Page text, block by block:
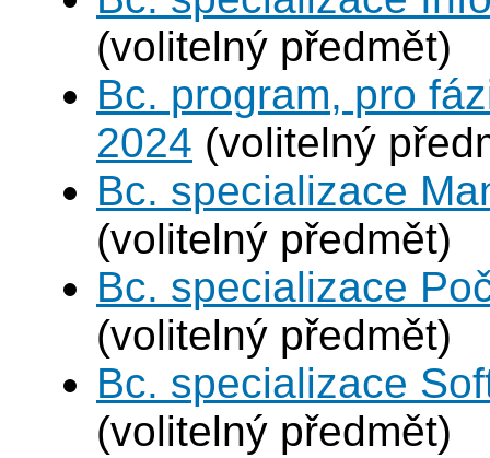
(volitelný předmět)
Bc. program, pro
2024 (volitelný
Bc. specializace
(volitelný předmět)
Bc. specializace
(volitelný předmět)
Bc. specializace
(volitelný předmět)